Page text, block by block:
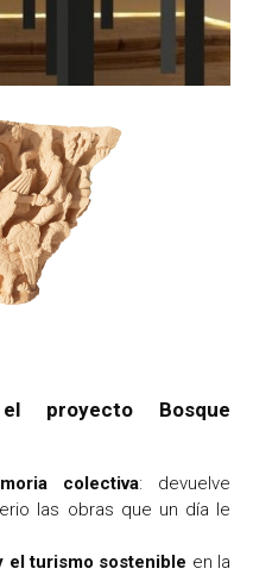
proyecto Bosque
colectiva: devuelve
las obras que un día le
el turismo sostenible en la